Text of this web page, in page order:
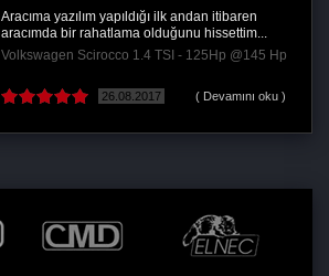
Aracıma yazılım yapıldığı ilk andan itibaren
aracımda bir rahatlama olduğunu hissettim...
Volkswagen Scirocco 1.4 TSI - 125Hp @145 Hp
26.08.2017 ( Devamını oku )